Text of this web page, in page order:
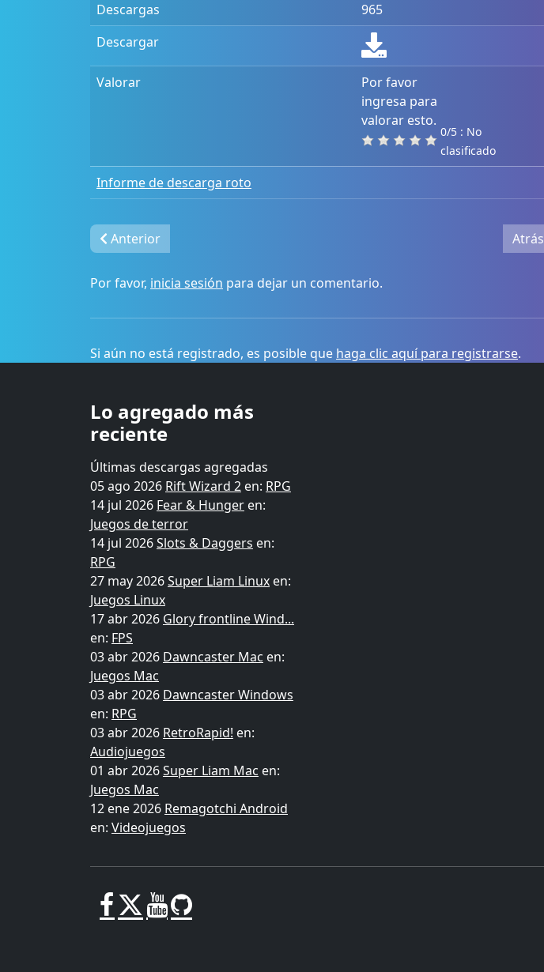
Descargas
965
Descargar
Valorar
Por favor
ingresa para
valorar esto.
0/5 : No
clasificado
Informe de descarga roto
Anterior Atrás
Por favor, inicia sesión para dejar un comentario.
Si aún no está registrado, es posible que haga clic aquí para registrarse.
Lo agregado más
reciente
Últimas descargas agregadas
05 ago 2026 Rift Wizard 2 en: RPG
14 jul 2026 Fear & Hunger en:
Juegos de terror
14 jul 2026Slots & Daggers en:
RPG
27 may 2026Super Liam Linux en:
Juegos Linux
17 abr 2026 Glory frontline Wind...
en: FPS
03 abr 2026 Dawncaster Mac en:
Juegos Mac
03 abr 2026 Dawncaster Windows
en: RPG
03 abr 2026 RetroRapid! en:
Audiojuegos
01 abr 2026Super Liam Mac en:
Juegos Mac
12 ene 2026 Remagotchi Android
en: Videojuegos